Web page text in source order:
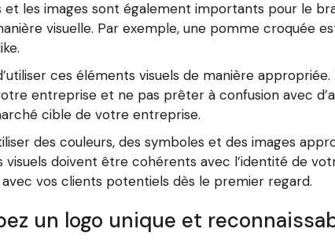
et les images sont également importants pour le
visuelle. Par exemple, une pomme croquée
ces éléments visuels de manière
entreprise et ne pas prêter à confusion avec
cible de votre entreprise.
des couleurs, des symboles et des images
visuels doivent être cohérents avec l’identité de
vos clients potentiels dès le premier regard.
un logo unique et